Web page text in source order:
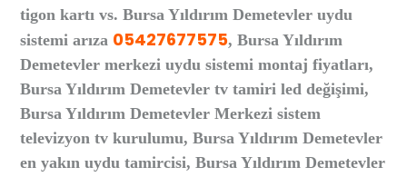
tigon kartı vs. Bursa Yıldırım Demetevler uydu
sistemi arıza 05427677575, Bursa Yıldırım
Demetevler merkezi uydu sistemi montaj fiyatları,
Bursa Yıldırım Demetevler tv tamiri led değişimi,
Bursa Yıldırım Demetevler Merkezi sistem
televizyon tv kurulumu, Bursa Yıldırım Demetevler
en yakın uydu tamircisi, Bursa Yıldırım Demetevler